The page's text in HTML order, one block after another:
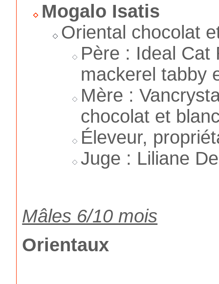
Mogalo Isatis
Oriental chocolat
Père : Ideal Cat
mackerel tabby
Mère :
chocolat et
Éleveur,
Juge : Liliane
Mâles 6/10 mois
Orientaux